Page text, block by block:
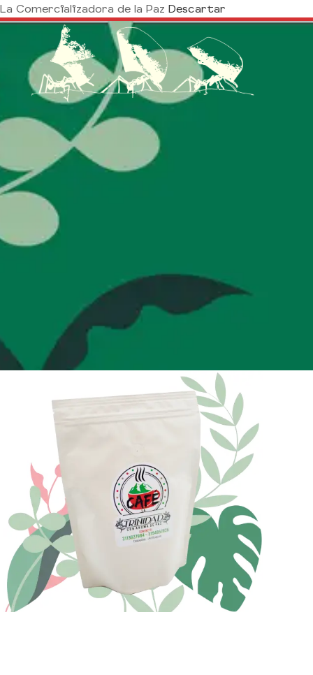
La Comercializadora de la Paz Descartar